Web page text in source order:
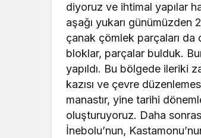
diyoruz ve ihtimal yapılar
aşağı yukarı günümüzden
çanak çömlek parçaları da
bloklar, parçalar bulduk.
yapıldı. Bu bölgede ileriki
kazısı ve çevre
manastır, yine tarihi
oluşturuyoruz. Daha
İnebolu’nun,